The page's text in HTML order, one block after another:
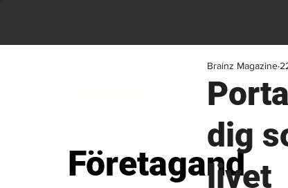
Företagand
dig
livet
Brainz Magazine